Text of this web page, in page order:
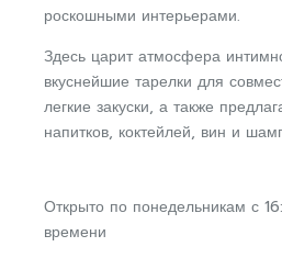
роскошными интерьерами.
Здесь царит атмосфера
вкуснейшие тарелки для
легкие закуски, а также
напитков, коктейлей, вин и
Открыто по понедельникам с
времени